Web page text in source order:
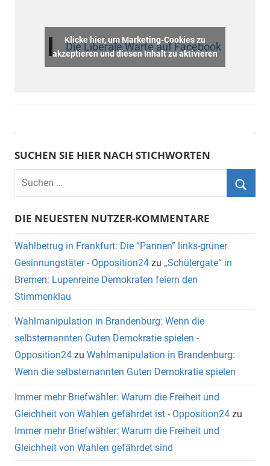
Die Liberale Warte auf Facebook
Klicke hier, um Marketing-Cookies zu
akzeptieren und diesen Inhalt zu aktivieren
SUCHEN SIE HIER NACH STICHWORTEN
DIE NEUESTEN NUTZER-KOMMENTARE
Wahlbetrug in Frankfurt: Die “Pannen” links-grüner
Gesinnungstäter - Opposition24 zu „Schülergate“ in
Bremen: Lupenreine Demokraten feiern den
Stimmenklau
Wahlmanipulation in Brandenburg: Wenn die
selbsternannten Guten Demokratie spielen -
Opposition24 zu Wahlmanipulation in Brandenburg:
Wenn die selbsternannten Guten Demokratie spielen
Immer mehr Briefwähler: Warum die Freiheit und
Gleichheit von Wahlen gefährdet ist - Opposition24 zu
Immer mehr Briefwähler: Warum die Freiheit und
Gleichheit von Wahlen gefährdet sind